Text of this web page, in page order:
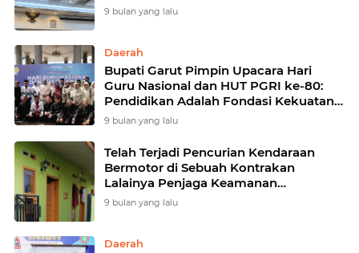
9 bulan yang lalu
Daerah
Bupati Garut Pimpin Upacara Hari
Guru Nasional dan HUT PGRI ke-80:
Pendidikan Adalah Fondasi Kekuatan
Indonesia di Masa Depan
9 bulan yang lalu
Telah Terjadi Pencurian Kendaraan
Bermotor di Sebuah Kontrakan
Lalainya Penjaga Keamanan
Kontrakan
9 bulan yang lalu
Daerah